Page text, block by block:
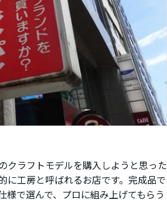
クラフトモデルを購入しようと思った
に工房と呼ばれるお店です。完成品で
で選んで、プロに組み上げてもらう